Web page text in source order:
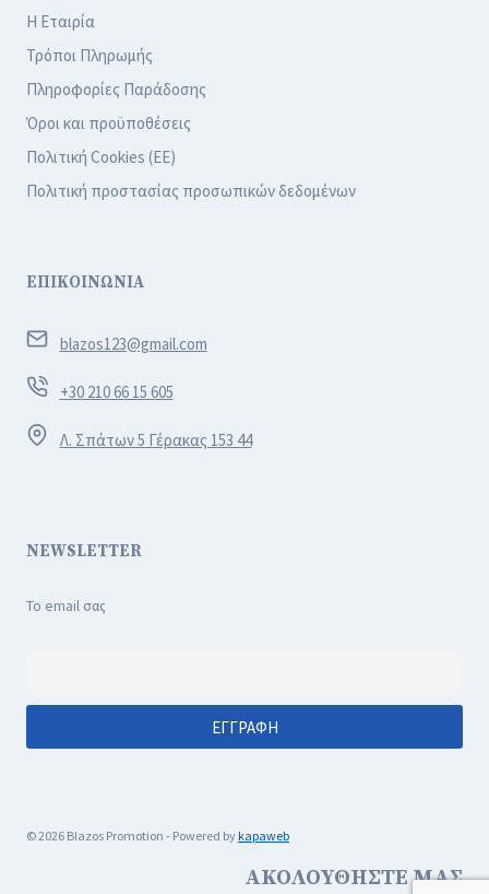
Η Εταιρία
Τρόποι Πληρωμής
Πληροφορίες Παράδοσης
Όροι και προϋποθέσεις
Πολιτική Cookies (ΕΕ)
Πολιτική προστασίας προσωπικών δεδομένων
ΕΠΙΚΟΙΝΩΝΙΑ
blazos123@gmail.com
+30 210 66 15 605
Λ. Σπάτων 5 Γέρακας 153 44
NEWSLETTER
Το email σας
© 2026 Blazos Promotion - Powered by kapaweb
ΑΚΟΛΟΥΘΗΣΤΕ ΜΑΣ